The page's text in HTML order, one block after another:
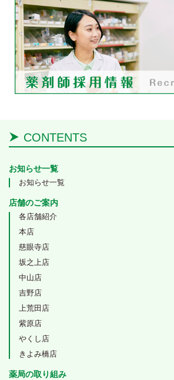
CONTENTS
お知らせ一覧
お知らせ一覧
店舗のご案内
各店舗紹介
本店
慈眼寺店
坂之上店
中山店
吉野店
上荒田店
紫原店
やくし店
きよみ橋店
薬局の取り組み